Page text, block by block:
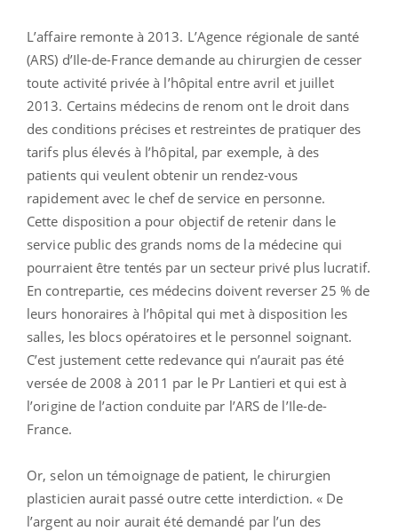
L’affaire remonte à 2013. L’Agence régionale de santé
(ARS) d’Ile-de-France demande au chirurgien de cesser
toute activité privée à l’hôpital entre avril et juillet
2013. Certains médecins de renom ont le droit dans
des conditions précises et restreintes de pratiquer des
tarifs plus élevés à l’hôpital, par exemple, à des
patients qui veulent obtenir un rendez-vous
rapidement avec le chef de service en personne.
Cette disposition a pour objectif de retenir dans le
service public des grands noms de la médecine qui
pourraient être tentés par un secteur privé plus lucratif.
En contrepartie, ces médecins doivent reverser 25 % de
leurs honoraires à l’hôpital qui met à disposition les
salles, les blocs opératoires et le personnel soignant.
C’est justement cette redevance qui n’aurait pas été
versée de 2008 à 2011 par le Pr Lantieri et qui est à
l’origine de l’action conduite par l’ARS de l’Ile-de-
France.
Or, selon un témoignage de patient, le chirurgien
plasticien aurait passé outre cette interdiction. « De
l’argent au noir aurait été demandé par l’un des